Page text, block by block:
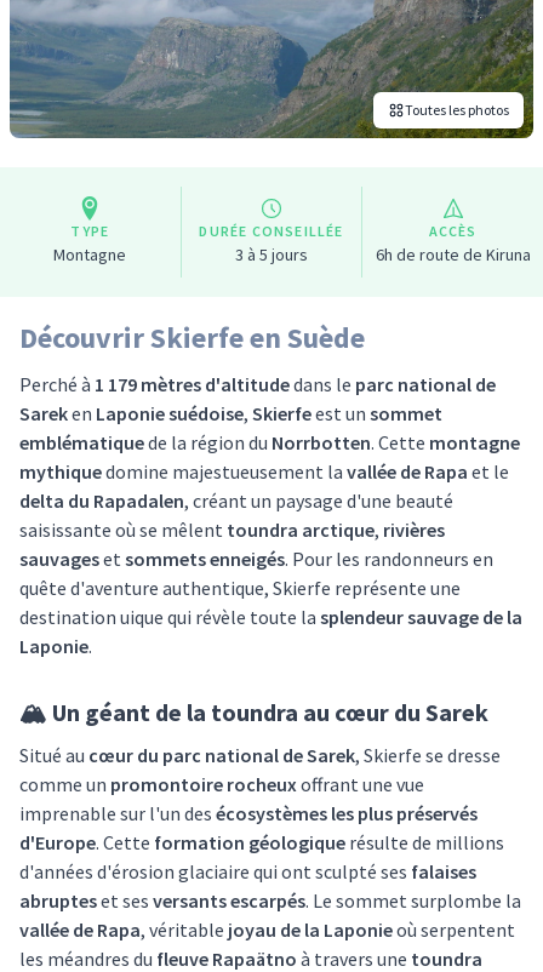
Toutes les photos
TYPE
Montagne
DURÉE CONSEILLÉE
3 à 5 jours
ACCÈS
6h de route de Kiruna
Découvrir Skierfe en Suède
Perché à 1 179 mètres d'altitudedans le parc national de
Sareken Laponie suédoise, Skierfeest un sommet
emblématiquede la région du Norrbotten. Cette montagne
mythiquedomine majestueusement la vallée de Rapa et le
delta du Rapadalen, créant un paysage d'une beauté
saisissante où se mêlent toundra arctique, rivières
sauvageset sommets enneigés. Pour les randonneurs en
quête d'aventure authentique, Skierfe représente une
destination uique qui révèle toute la splendeur sauvage de la
Laponie.
🏔️ Un géant de la toundra au cœur du Sarek
Situé au cœur du parc national de Sarek, Skierfe se dresse
comme un promontoire rocheuxoffrant une vue
imprenable sur l'un des écosystèmes les plus préservés
d'Europe. Cette formation géologique résulte de millions
d'années d'érosion glaciaire qui ont sculpté ses falaises
abrupteset ses versants escarpés. Le sommet surplombe la
vallée de Rapa, véritable joyau de la Laponieoù serpentent
les méandres du fleuve Rapaätno à travers une toundra